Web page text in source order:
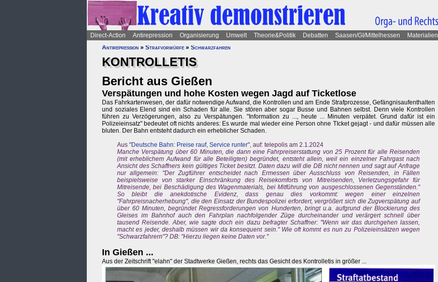
Direct-Action Antirepression Organisierung Umwelt Theorie&Politik Debatten Saasen/GI/Mittelhessen Materialien
Antirepression » Strafvorwürfe » Schwarzfahren
KONTROLLETIS
Bericht aus Gießen
Verspätungen und hohe Kosten wegen Jagd auf Ticketlose
Das Fahrkartenwesen, der dafür notwendige Aufwand, die Kontrollen und am Ende Strafprozesse, Gefängnisaufenthalten
und soziales Elend sind ein Schaden für alle. Sie stören aber sogar Busse und Bahnen selbst. Denn viele Kontrollen
führen zu Verzögerungen, also zu Verspätungen. "Information zu ..., heute ... Minuten verpätet. Grund dafür ist ein
Polizeieinsatz" bedeutet oft nichts anderes: Es wurde mal wieder eine Person ohne TIcket gejagt - und dafür müssen alle
bluten. Der Bahn entsteht dadurch ein erheblicher Schaden.
Aus "Deutsche Bahn: Preise rauf, Service runter", auf: telepolis am 2.1.2024
Manche Verspätung über 60 Minuten, die dann eine Fahrpreiserstattung von 25 Prozent für alle Reisenden
(mit erheblichem Aufwand für alle Beteiligten) begründet, entsteht allein, weil ein einzelner Fahrgast nach
Ansicht des Schaffners kein gültiges Ticket besitzt. Daten dazu will die DB nicht nennen und sagt auf Anfrage
nur allgemein: "Der Zugführer entscheidet nach Ermessen über Ausschluss von Reisenden, in Fällen
beispielsweise von starker Einschränkung des Reisekomforts von Mitreisenden, Verletzungsgefahr für
Mitreisende, bei Beschädigung des Wagenmaterials, bei Mitführung von ausgeschlossenen Gegenständen."
So bleibt die anekdotische Evidenz, dass genau dies vorkommt: wegen einer einzelnen
"Fahrpreisnacherhebung", die den Einsatz der Bundespolizei erfordert, vergrößert sich die Zugverspätung auf
über 60 Minuten, begründet Regressforderungen von Hunderten, bringt u.a. aufgrund der Blockierung des
Gleises im Bahnhof auch den Fahrplan nachfolgender Züge durcheinander und verärgert schnell über
tausend Reisende. Aber, wie sagte doch ein dazu befragter Schaffner: "Wenn wir das durchgehen lassen,
macht es jeder, deshalb müssen wir da konsequent sein." Wie oft kommt es nun zu Polizeieinsätzen wegen
"Schwarzfahrern"? DB: "Hierzu liegen keine Daten vor."
In Gießen ...
Aus der Zeitschrift "elahn" der Stadtwerke Gießen, rechts das Gesicht des Kontrolletis in größer ...